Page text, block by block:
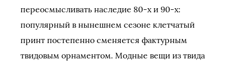
переосмысливать наследие 80-х и 90-х:
популярный в нынешнем сезоне клетчатый
принт постепенно сменяется фактурным
твидовым орнаментом. Модные вещи из твида